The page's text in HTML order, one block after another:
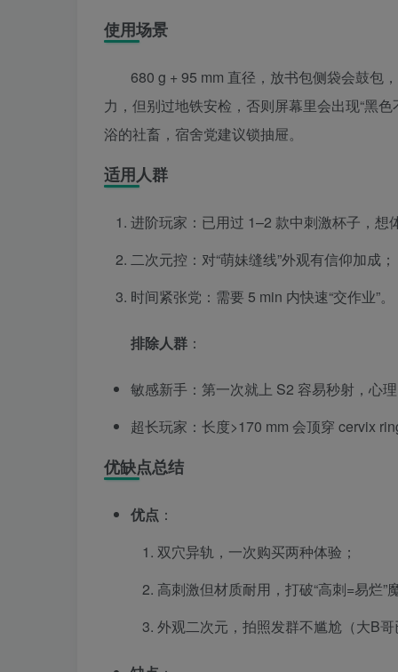
使用场景
680 g + 95 mm 直径，放书包侧袋会鼓包
力，但别过地铁安检，否则屏幕里会出现“黑
浴的社畜，宿舍党建议锁抽屉。
适用人群
进阶玩家：已用过 1–2 款中刺激杯子，想
二次元控：对“萌妹缝线”外观有信仰加成；
时间紧张党：需要 5 min 内快速“交作业”。
排除人群 ：
敏感新手：第一次就上 S2 容易秒射，心
超长玩家：长度>170 mm 会顶穿 cervix
优缺点总结
优点 ：
双穴异轨，一次购买两种体验；
高刺激但材质耐用，打破“高刺=易烂”
外观二次元，拍照发群不尴尬（大B